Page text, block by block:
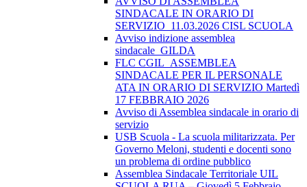
SINDACALE IN ORARIO DI
SERVIZIO_11.03.2026 CISL SCUOLA
Avviso indizione assemblea
sindacale_GILDA
FLC CGIL_ASSEMBLEA
SINDACALE PER IL PERSONALE
ATA IN ORARIO DI SERVIZIO Martedì
17 FEBBRAIO 2026
Avviso di Assemblea sindacale in orario di
servizio
USB Scuola - La scuola militarizzata. Per
Governo Meloni, studenti e docenti sono
un problema di ordine pubblico
Assemblea Sindacale Territoriale UIL